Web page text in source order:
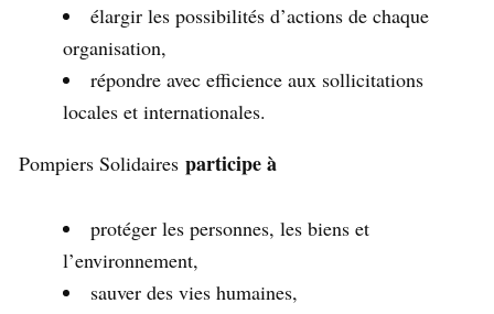
élargir les possibilités d’actions de chaque
organisation,
répondre avec efficience aux sollicitations
locales et internationales.
Pompiers Solidaires participe à
protéger les personnes, les biens et
l’environnement,
sauver des vies humaines,